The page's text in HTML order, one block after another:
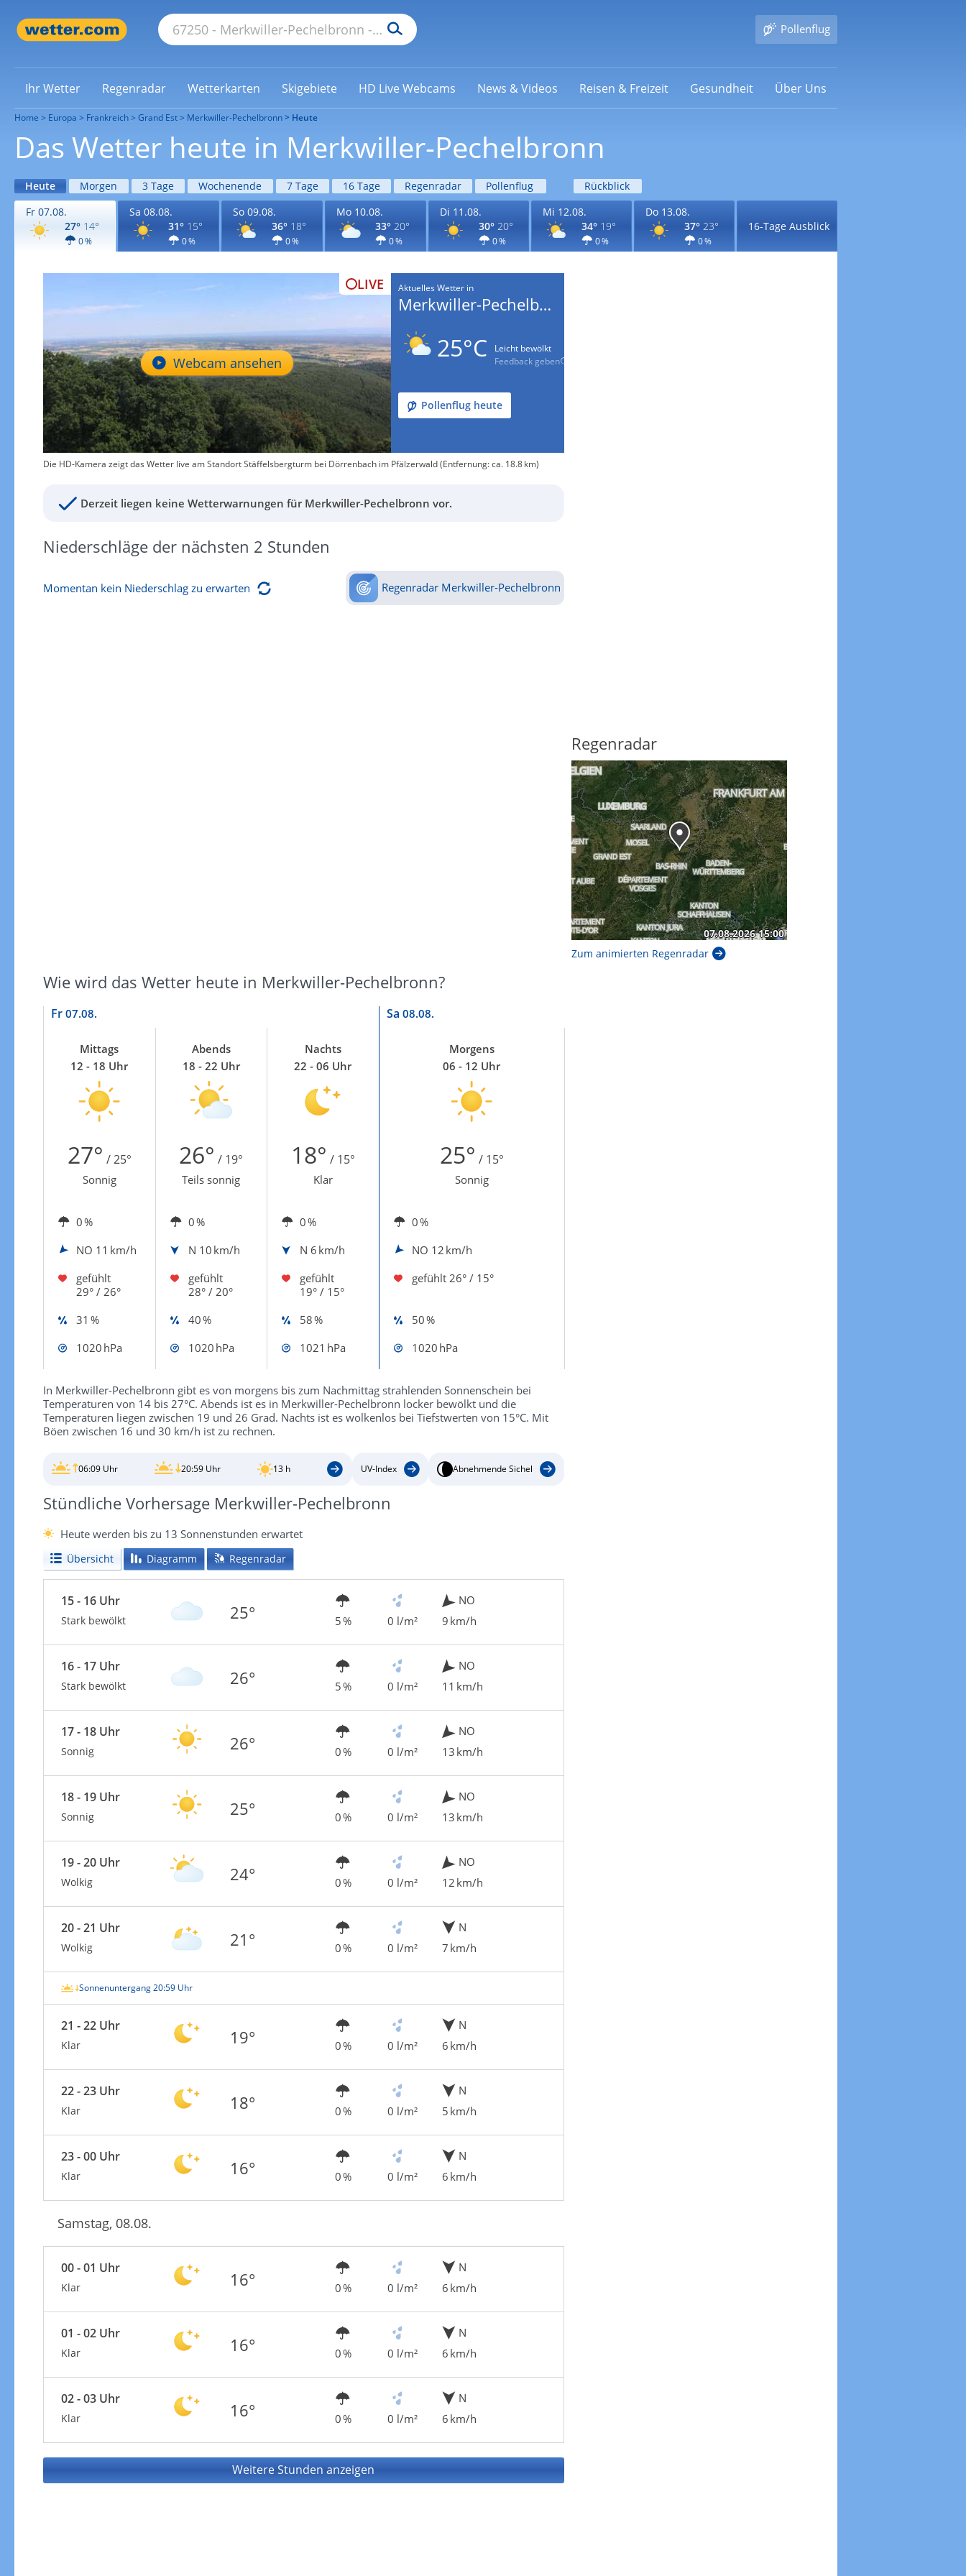
Pollenflug
Ihr Wetter Regenradar Wetterkarten Skigebiete HD Live Webcams News & Videos Reisen & Freizeit Gesundheit Über Uns
Home Europa Frankreich Grand Est Merkwiller-Pechelbronn Heute
Das Wetter heute in Merkwiller-Pechelbronn
Heute Morgen 3 Tage Wochenende 7 Tage 16 Tage Regenradar Pollenflug
Rückblick
Fr 07.08.
27° 14°
0 %
Sa 08.08.
31° 15°
0 %
So 09.08.
36° 18°
0 %
Mo 10.08.
33° 20°
0 %
Di 11.08.
30° 20°
0 %
Mi 12.08.
34° 19°
0 %
Do 13.08.
37° 23°
0 %
16-Tage Ausblick
LIVE
Webcam ansehen
Aktuelles Wetter in
Merkwiller-Pechelbronn
25°C
Leicht bewölkt
Feedback geben
Pollenflug heute
Die HD-Kamera zeigt das Wetter live am Standort Stäffelsbergturm bei Dörrenbach im Pfälzerwald (Entfernung: ca. 18.8 km)
Derzeit liegen keine Wetterwarnungen für Merkwiller-Pechelbronn vor.
Niederschläge der nächsten 2 Stunden
Momentan kein Niederschlag zu erwarten Regenradar Merkwiller-Pechelbronn
Wie wird das Wetter heute in Merkwiller-Pechelbronn?
Fr 07.08. Sa 08.08.
Mittags
12 - 18 Uhr
Abends
18 - 22 Uhr
Nachts
22 - 06 Uhr
Morgens
06 - 12 Uhr
27° / 25° 26° / 19° 18° / 15° 25° / 15°
Sonnig Teils sonnig Klar Sonnig
0 % 0 % 0 %
0 %
NO 11 km/h N 10 km/h N 6 km/h NO 12 km/h
gefühlt
29° / 26°
gefühlt
28° / 20°
gefühlt
19° / 15°
gefühlt 26° / 15°
31 % 40 % 58 %
50 %
1020 hPa
1020 hPa 1021 hPa 1020 hPa
In Merkwiller-Pechelbronn gibt es von morgens bis zum Nachmittag strahlenden Sonnenschein bei
Temperaturen von 14 bis 27°C. Abends ist es in Merkwiller-Pechelbronn locker bewölkt und die
Temperaturen liegen zwischen 19 und 26 Grad. Nachts ist es wolkenlos bei Tiefstwerten von 15°C. Mit
Böen zwischen 16 und 30 km/h ist zu rechnen.
06:09 Uhr 20:59 Uhr 13 h UV-Index Abnehmende Sichel
Stündliche Vorhersage Merkwiller-Pechelbronn
Heute werden bis zu 13 Sonnenstunden erwartet
Übersicht Diagramm Regenradar
15 - 16 Uhr
Stark bewölkt 25° 5 % 0 l/m²
NO
9 km/h
16 - 17 Uhr
Stark bewölkt 26° 5 % 0 l/m²
NO
11 km/h
17 - 18 Uhr
Sonnig 26° 0 % 0 l/m²
NO
13 km/h
18 - 19 Uhr
Sonnig 25° 0 % 0 l/m²
NO
13 km/h
19 - 20 Uhr
Wolkig 24° 0 % 0 l/m²
NO
12 km/h
20 - 21 Uhr
Wolkig 21° 0 % 0 l/m²
N
7 km/h
Sonnenuntergang 20:59 Uhr
21 - 22 Uhr
Klar 19° 0 % 0 l/m²
N
6 km/h
22 - 23 Uhr
Klar 18° 0 % 0 l/m²
N
5 km/h
23 - 00 Uhr
Klar 16° 0 % 0 l/m²
N
6 km/h
Samstag, 08.08.
00 - 01 Uhr
Klar 16° 0 % 0 l/m²
N
6 km/h
01 - 02 Uhr
Klar 16° 0 % 0 l/m²
N
6 km/h
02 - 03 Uhr
Klar 16° 0 % 0 l/m²
N
6 km/h
Weitere Stunden anzeigen
Regenradar
Zum animierten Regenradar